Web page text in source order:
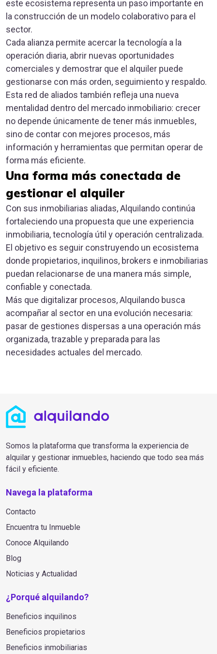
este ecosistema representa un paso importante en
la construcción de un modelo colaborativo para el
sector.
Cada alianza permite acercar la tecnología a la
operación diaria, abrir nuevas oportunidades
comerciales y demostrar que el alquiler puede
gestionarse con más orden, seguimiento y respaldo.
Esta red de aliados también refleja una nueva
mentalidad dentro del mercado inmobiliario: crecer
no depende únicamente de tener más inmuebles,
sino de contar con mejores procesos, más
información y herramientas que permitan operar de
forma más eficiente.
Una forma más conectada de
gestionar el alquiler
Con sus inmobiliarias aliadas, Alquilando continúa
fortaleciendo una propuesta que une experiencia
inmobiliaria, tecnología útil y operación centralizada.
El objetivo es seguir construyendo un ecosistema
donde propietarios, inquilinos, brokers e inmobiliarias
puedan relacionarse de una manera más simple,
confiable y conectada.
Más que digitalizar procesos, Alquilando busca
acompañar al sector en una evolución necesaria:
pasar de gestiones dispersas a una operación más
organizada, trazable y preparada para las
necesidades actuales del mercado.
Somos la plataforma que transforma la experiencia de
alquilar y gestionar inmuebles, haciendo que todo sea más
fácil y eficiente.
Navega la plataforma
Contacto
Encuentra tu Inmueble
Conoce Alquilando
Blog
Noticias y Actualidad
¿Porqué alquilando?
Beneficios inquilinos
Beneficios propietarios
Beneficios inmobiliarias